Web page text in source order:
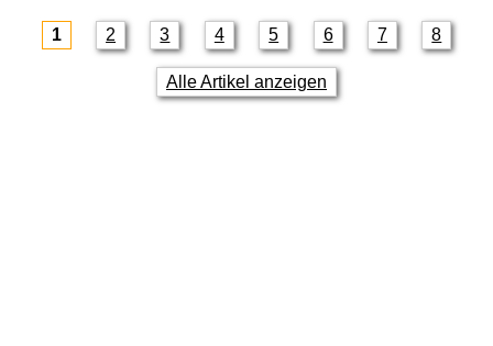
1 2 3 4 5 6 7 8
Alle Artikel anzeigen